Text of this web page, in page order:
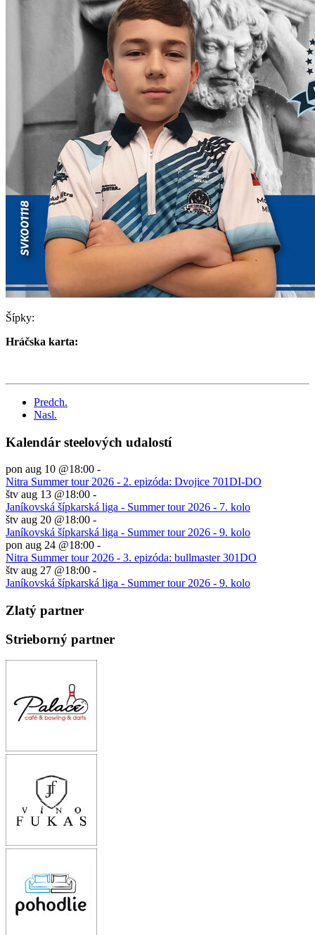
Šípky:
Hráčska karta:
Predch.
Nasl.
Kalendár steelových udalostí
pon aug 10 @18:00 -
Nitra Summer tour 2026 - 2. epizóda: Dvojice 701DI-DO
štv aug 13 @18:00 -
Janíkovská šípkarská liga - Summer tour 2026 - 7. kolo
štv aug 20 @18:00 -
Janíkovská šípkarská liga - Summer tour 2026 - 9. kolo
pon aug 24 @18:00 -
Nitra Summer tour 2026 - 3. epizóda: bullmaster 301DO
štv aug 27 @18:00 -
Janíkovská šípkarská liga - Summer tour 2026 - 9. kolo
Zlatý partner
Strieborný partner